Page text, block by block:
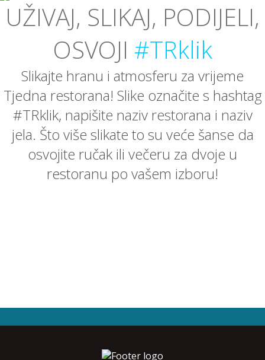
UŽIVAJ, SLIKAJ, PODIJELI,
OSVOJI #TRklik
Slikajte hranu i atmosferu za vrijeme
Tjedna restorana! Slike označite s hashtag
#TRklik, napišite naziv restorana i naziv
jela. Što više slikate to su veće šanse da
osvojite ručak ili večeru za dvoje u
restoranu po vašem izboru!